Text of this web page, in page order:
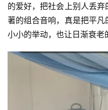
的爱好，把社会上别人丢
著的组合音响，真是把平
小小的举动，也让日渐衰老